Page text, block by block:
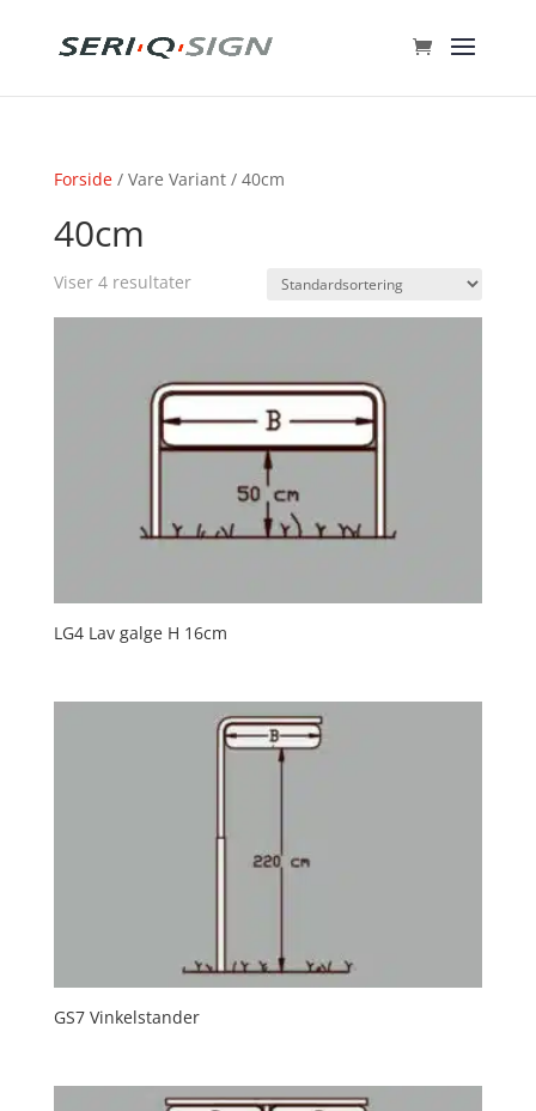
Forside/ Vare Variant / 40cm
40cm
Viser 4 resultater
LG4 Lav galge H 16cm
GS7 Vinkelstander